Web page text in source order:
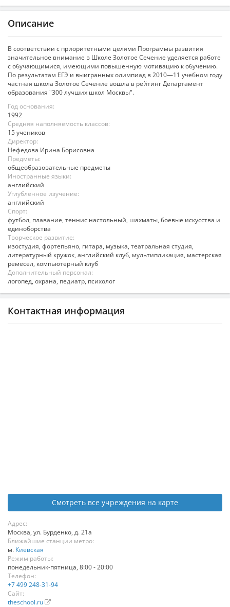
Описание
В соответствии с приоритетными целями Программы развития
значительное внимание в Школе Золотое Сечение уделяется работе
с обучающимися, имеющими повышенную мотивацию к обучению.
По результатам ЕГЭ и выигранных олимпиад в 2010—11 учебном году
частная школа Золотое Сечение вошла в рейтинг Департамент
образования "300 лучших школ Москвы".
Год основания:
1992
Средняя наполняемость классов:
15 учеников
Директор:
Нефедова Ирина Борисовна
Предметы:
общеобразовательные предметы
Иностранные языки:
английский
Углубленное изучение:
английский
Спорт:
футбол, плавание, теннис настольный, шахматы, боевые искусства и
единоборства
Творческое развитие:
изостудия, фортепьяно, гитара, музыка, театральная студия,
литературный кружок, английский клуб, мультипликация, мастерская
ремесел, компьютерный клуб
Дополнительный персонал:
логопед, охрана, педиатр, психолог
Контактная информация
Смотреть все учреждения на карте
Адрес:
Москва, ул. Бурденко, д. 21а
Ближайшие станции метро:
м. Киевская
Режим работы:
понедельник-пятница, 8:00 - 20:00
Телефон:
+7 499 248-31-94
Сайт:
theschool.ru